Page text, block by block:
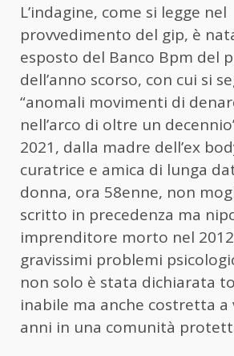
L’indagine, come si legge nel
provvedimento del gip, è
esposto del Banco Bpm del
dell’anno scorso, con cui si
“anomali movimenti di
nell’arco di oltre un
2021, dalla madre dell’ex
curatrice e amica di lunga
donna, ora 58enne, non
scritto in precedenza ma
imprenditore morto nel
gravissimi problemi
non solo è stata dichiarata
inabile ma anche costretta a
anni in una comunità